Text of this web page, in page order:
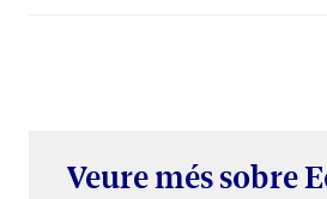
Veure més sobre